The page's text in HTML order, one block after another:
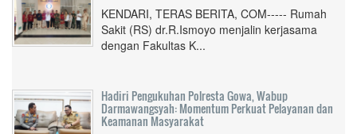
KENDARI, TERAS BERITA, COM----- Rumah
Sakit (RS) dr.R.Ismoyo menjalin kerjasama
dengan Fakultas K...
Hadiri Pengukuhan Polresta Gowa, Wabup
Darmawangsyah: Momentum Perkuat Pelayanan dan
Keamanan Masyarakat